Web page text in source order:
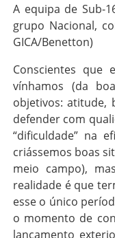
A equipa de Sub-
grupo Nacional,
GICA/Benetton)
Conscientes que
vínhamos (da
objetivos: atitude,
defender com
“dificuldade” na
criássemos boas
meio campo),
realidade é que
esse o único
o momento de
lançamento